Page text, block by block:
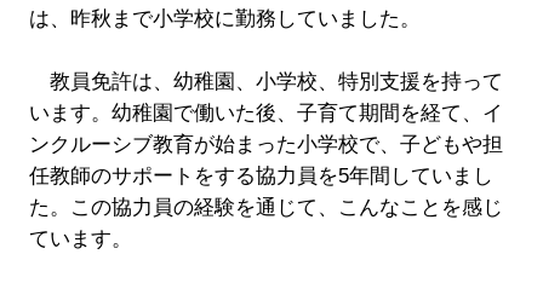
は、昨秋まで小学校に勤務していました。
教員免許は、幼稚園、小学校、特別支援を持って
います。幼稚園で働いた後、子育て期間を経て、イ
ンクルーシブ教育が始まった小学校で、子どもや担
任教師のサポートをする協力員を5年間していまし
た。この協力員の経験を通じて、こんなことを感じ
ています。